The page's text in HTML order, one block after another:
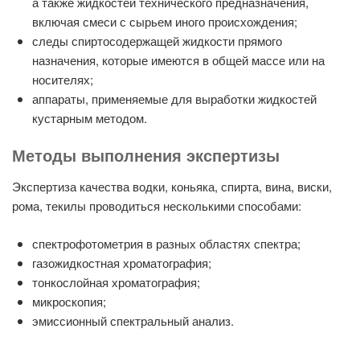
включая смеси с сырьем иного происхождения;
следы спиртосодержащей жидкости прямого
назначения, которые имеются в общей массе или на
носителях;
аппараты, применяемые для выработки жидкостей
кустарным методом.
Методы выполнения экспертизы
Экспертиза качества водки, коньяка, спирта, вина, виски,
рома, текилы проводиться несколькими способами:
спектрофотометрия в разных областях спектра;
газожидкостная хроматография;
тонкослойная хроматография;
микроскопия;
эмиссионный спектральный анализ.